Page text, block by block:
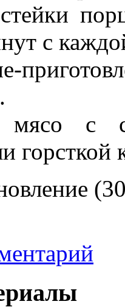
с
мясо с
горсткой